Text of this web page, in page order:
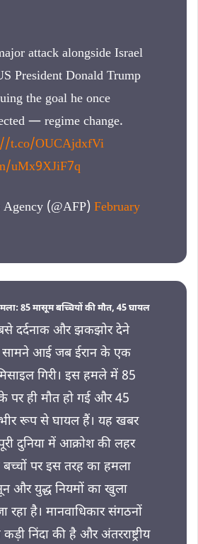
attack alongside Israel
President Donald Trump
the goal he once
— regime change.
t.co/OUCAjdxfVi
uMx9XJiF7q
(@AFP) February
85 मासूम बच्चियों की मौत, 45 घायल
दर्दनाक और झकझोर देने
सामने आई जब ईरान के एक
गिरी। इस हमले में 85
पर ही मौत हो गई और 45
रूप से घायल हैं। यह खबर
दुनिया में आक्रोश की लहर
बच्चों पर इस तरह का हमला
और युद्ध नियमों का खुला
रहा है। मानवाधिकार संगठनों
निंदा की है और अंतरराष्ट्रीय